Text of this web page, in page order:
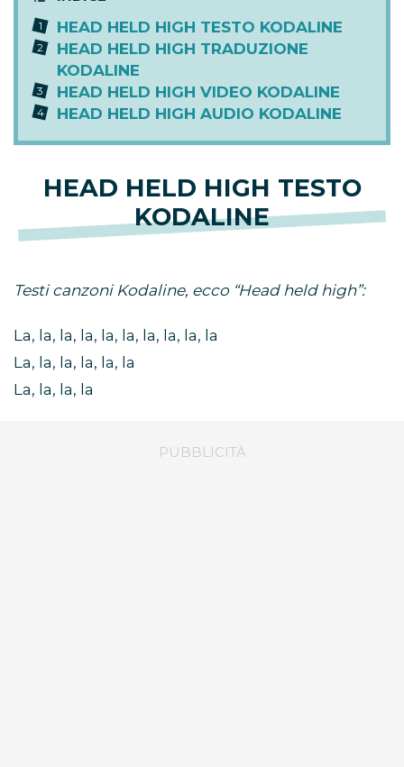
HEAD HELD HIGH TESTO KODALINE
HEAD HELD HIGH TRADUZIONE
KODALINE
HEAD HELD HIGH VIDEO KODALINE
HEAD HELD HIGH AUDIO KODALINE
HEAD HELD HIGH TESTO
KODALINE
Testi canzoni Kodaline, ecco “Head held high”:
La, la, la, la, la, la, la, la, la, la
La, la, la, la, la, la
La, la, la, la